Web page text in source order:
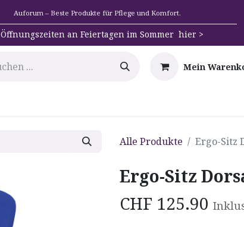
Auforum – Beste Produkte für Pflege und Komfort.
Öffnungszeiten an Feiertagen im Sommer hier >
Mein
Alle Produkte Ergo-Sitz
Ergo-Sitz
CHF 125.90